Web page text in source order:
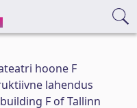
hoone F
lahendus
F of Tallinn